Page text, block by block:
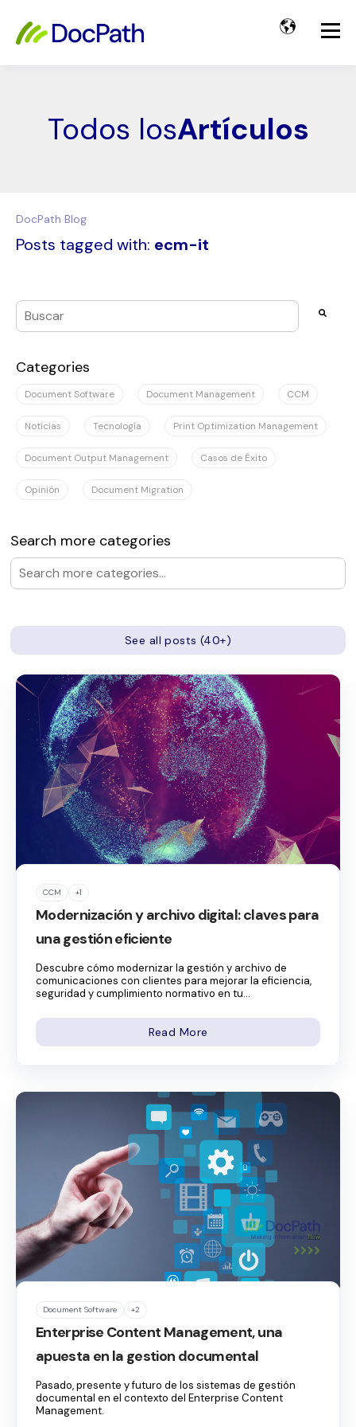
Todos losArtículos
DocPath Blog
Posts tagged with: ecm-it
Esto es un campo de búsqueda con una función de texto
Categories
Document Software Document Management CCM
Noticias Tecnología Print Optimization Management
Document Output Management Casos de Éxito
Opinión Document Migration
Search more categories
See all posts (40+)
CCM +1
Modernización y archivo digital: claves para
una gestión eficiente
Descubre cómo modernizar la gestión y archivo de
comunicaciones con clientes para mejorar la eficiencia,
seguridad y cumplimiento normativo en tu...
Read More
Document Software +2
Enterprise Content Management, una
apuesta en la gestion documental
Pasado, presente y futuro de los sistemas de gestión
documental en el contexto del Enterprise Content
Management.